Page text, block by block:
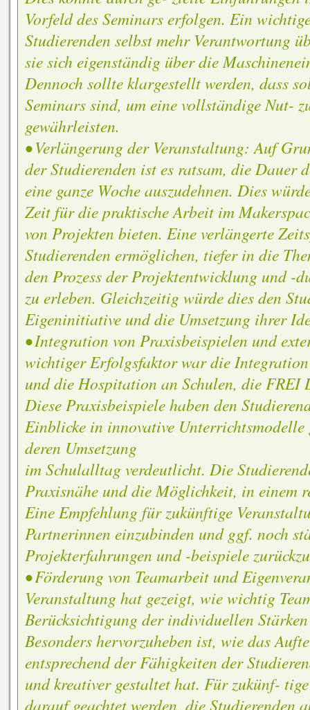
Vorfeld des Seminars erfolgen. Ein
Studierenden selbst mehr Verantwortung
sie sich eigenständig über die
Dennoch sollte klargestellt werden, dass
Seminars sind, um eine vollständige Nut-
gewährleisten.
• Verlängerung der Veranstaltung: Auf
der Studierenden ist es ratsam, die Dauer
eine ganze Woche auszudehnen. Dies
Zeit für die praktische Arbeit im
von Projekten bieten. Eine verlängerte
Studierenden ermöglichen, tiefer in die
den Prozess der Projektentwicklung und -
zu erleben. Gleichzeitig würde dies den
Eigeninitiative und die Umsetzung ihrer
• Integration von Praxisbeispielen und
wichtiger Erfolgsfaktor war die
und die Hospitation an Schulen, die FREI
Diese Praxisbeispiele haben den
Einblicke in innovative Unterrichtsmodelle
deren Umsetzung
im Schulalltag verdeutlicht. Die
Praxisnähe und die Möglichkeit, in einem
Eine Empfehlung für zukünftige
Partnerinnen einzubinden und ggf. noch
Projekterfahrungen und -beispiele
• Förderung von Teamarbeit und
Veranstaltung hat gezeigt, wie wichtig
Berücksichtigung der individuellen
Besonders hervorzuheben ist, wie das
entsprechend der Fähigkeiten der
und kreativer gestaltet hat. Für zukünf-
darauf geachtet werden, die Studierenden